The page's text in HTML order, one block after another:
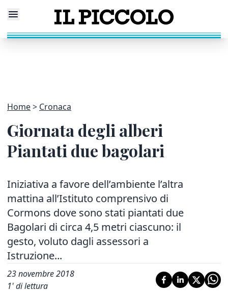
Home Cronaca
Giornata degli alberi
Piantati due bagolari
Iniziativa a favore dell’ambiente l’altra
mattina all’Istituto comprensivo di
Cormons dove sono stati piantati due
Bagolari di circa 4,5 metri ciascuno: il
gesto, voluto dagli assessori a
Istruzione...
23 novembre 2018
1' di lettura